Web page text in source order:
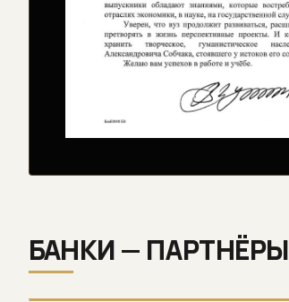
БАНКИ — ПАРТНЁРЫ